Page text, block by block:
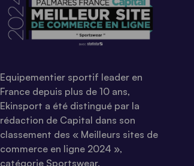
Equipementier sportif leader en
France depuis plus de 10 ans,
Ekinsport a été distingué par la
rédaction de Capital dans son
classement des « Meilleurs sites de
commerce en ligne 2024 »,
catégorie Sportswear.